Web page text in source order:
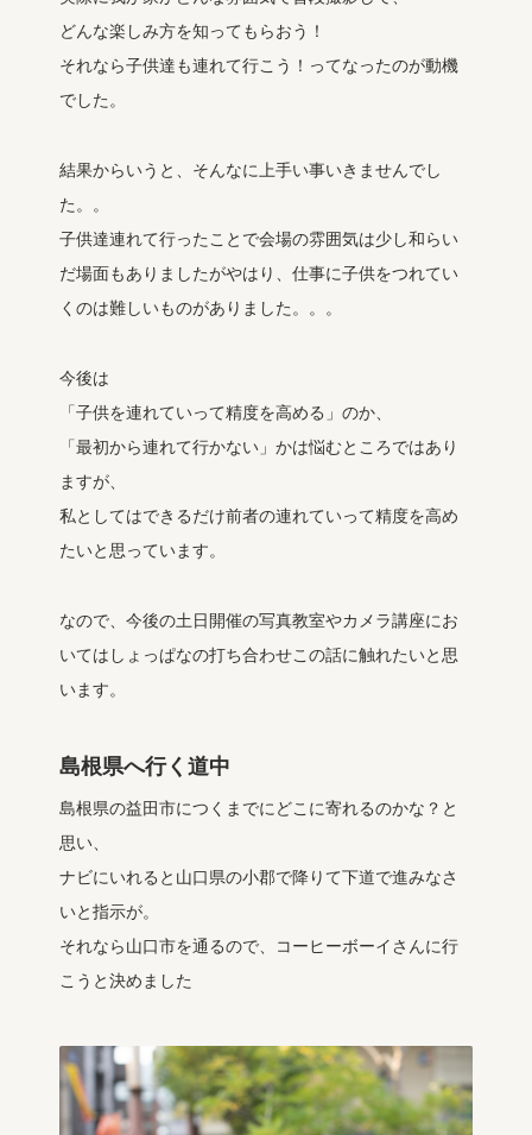
どんな楽しみ方を知ってもらおう！
それなら子供達も連れて行こう！ってなったのが動機
でした。
結果からいうと、そんなに上手い事いきませんでし
た。。
子供達連れて行ったことで会場の雰囲気は少し和らい
だ場面もありましたがやはり、仕事に子供をつれてい
くのは難しいものがありました。。。
今後は
「子供を連れていって精度を高める」のか、
「最初から連れて行かない」かは悩むところではあり
ますが、
私としてはできるだけ前者の連れていって精度を高め
たいと思っています。
なので、今後の土日開催の写真教室やカメラ講座にお
いてはしょっぱなの打ち合わせこの話に触れたいと思
います。
島根県へ行く道中
島根県の益田市につくまでにどこに寄れるのかな？と
思い、
ナビにいれると山口県の小郡で降りて下道で進みなさ
いと指示が。
それなら山口市を通るので、コーヒーボーイさんに行
こうと決めました